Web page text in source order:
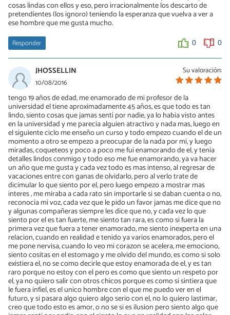
cosas lindas con ellos y eso, pero irracionalmente los descarto de
pretendientes (los ignoro) teniendo la esperanza que vuelva a ver a
ese hombre que me gusta mucho.
Responder 0 0
Su valoración:
JHOSSELLIN
10/08/2016
tengo 19 años de edad, me enamorado de mi profesor de la
universidad el tiene aproximadamente 45 años, es que todo es tan
lindo, siento cosas que jamas sentí por nadie, ya lo habia visto antes
en la universidad y me parecia alguien atractivo y nada mas, luego en
el siguiente ciclo me enseño un curso y todo empezo cuando el de un
momento a otro se empezo a preocupar de la nada por mi, y luego
miradas, coqueteos y poco a poco me fui enamorando de el, y tenia
detalles lindos conmigo y todo eso me fue enamorando, ya va hacer
un año que me gusta y cada vez todo es mas intenso, al regresar de
vacaciones entre con ganas de olvidarlo, pero al verlo trate de
dicimular lo que siento por el, pero luego empezo a mostrar mas
interes , me miraba a cada rato sin importarle si se daban cuenta o no,
reconocia mi voz, cada vez que le pido un favor jamas me dice que no
y algunas compañeras siempre les dice que no, y cada vez lo que
siento por el es tan fuerte, me siento tan rara, es como si fuera la
primera vez que fuera a tener enamorado, me siento inexperta en una
relacion, cuando en realidad e tenido ya varios enamorados, pero el
me pone nervisa, cuando lo veo mi corazon se acelera, me emociono,
siento cositas en el estomago y me olvido del mundo, es como si solo
existiera el, no se como decirle que estoy enamorada de el, y es tan
raro porque no estoy con el pero es como que siento un respeto por
el, ya no quiero salir con otros chicos porque es como si sintiera que
le fuera infiel, es el unico hombre con el que me puedo ver en el
futuro, y si pasara algo quiero algo serio con el, no lo quiero lastimar,
creo que todo esto es amor, o no se si es ilusion pero siento algo que